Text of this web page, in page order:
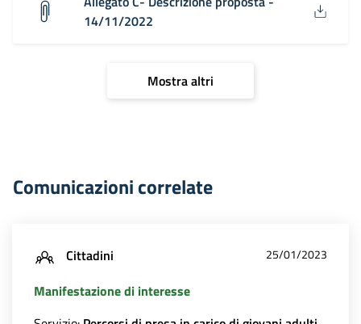
14/11/2022
Mostra altri
Comunicazioni correlate
Cittadini 25/01/2023
Manifestazione di interesse